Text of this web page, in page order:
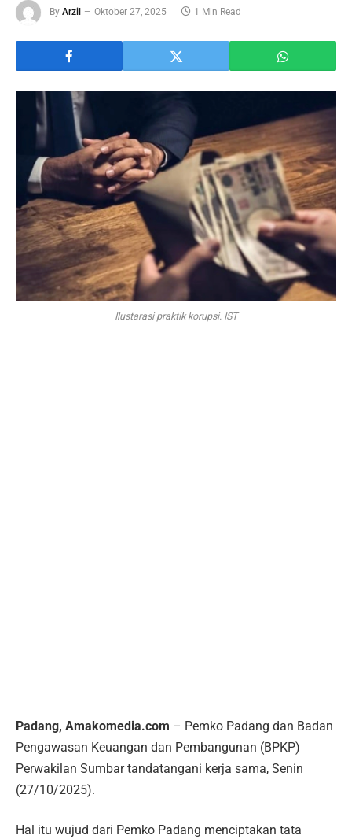
By Arzil Oktober 27, 2025 1 Min Read
Ilustarasi praktik korupsi. IST
Padang, Amakomedia.com – Pemko Padang dan Badan
Pengawasan Keuangan dan Pembangunan (BPKP)
Perwakilan Sumbar tandatangani kerja sama, Senin
(27/10/2025).
Hal itu wujud dari Pemko Padang menciptakan tata